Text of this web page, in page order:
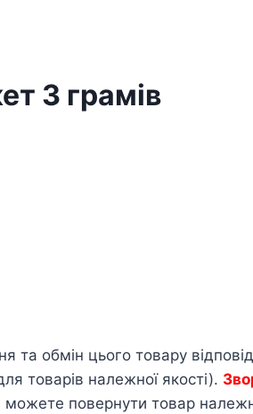
3 грамів
та обмін цього товару
товарів належної якості).
повернути товар